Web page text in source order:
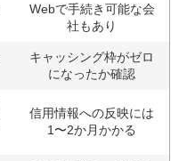
Webで手続き可能な会
社もあり
キャッシング枠がゼロ
になったか確認
信用情報への反映には
1〜2か月かかる